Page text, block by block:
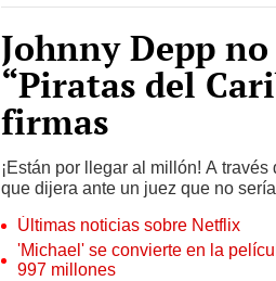
Johnny Depp
“Piratas del
firmas
¡Están por llegar al millón! A
que dijera ante un juez que no
Últimas noticias sobre Netflix
'Michael' se convierte en la
997 millones